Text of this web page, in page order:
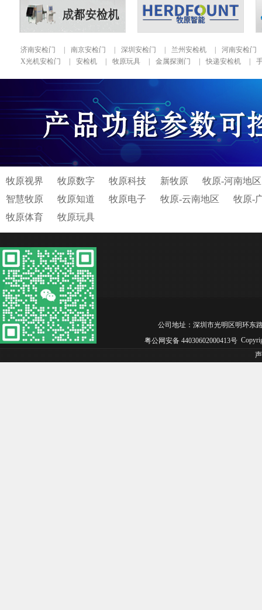
济南安检门 南京安检门 深圳安检门 兰州安检机
河南安检门
X光机安检门
安检机 牧原玩具 金属探测门 快递安检机
牧原视界 牧原数字 牧原科技 新牧原
牧原-河南地区
智慧牧原
牧原知道 牧原电子 牧原-云南地区
牧原-
牧原体育
牧原玩具
公司地址：深圳市光明区明环东
粤公网安备 44030602000413号